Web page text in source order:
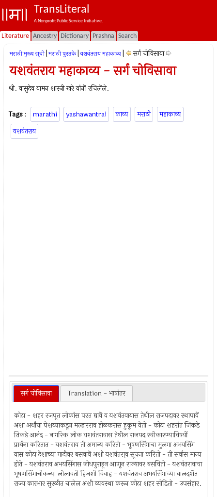
TransLiteral
A Nonprofit Public Service Initiative.
Literature Ancestry Dictionary Prashna Search
मराठी मुख्य सूची मराठी पुस्तके यशवंतराय महाकाव्य सर्ग चोविसावा
यशवंतराय महाकाव्य - सर्ग चोविसावा
श्री. वासुदेव वामन शास्त्री खरे यांनीं रचिलेंले.
Tags : marathi yashawantrai काव्य मराठी
महाकाव्य
यशवंतराय
सर्ग चोविसावा Translation - भाषांतर
कोटा - शहर रजपूत लोकांस परत द्यावें व यशवंतवायास तेथील राजपदावर स्थापावें
अशा अर्थांचा पेशव्याकडून मल्हारराव होळकरास हुकूम येतो - कोटा शहरांत जिकडे
तिकडे आनंद - नागरिक लोक यशवंतरावास तेथील राजपद स्वीकारण्याविषयीं
प्रार्थना करितात - यशवंतराव ती अमान्य करितो - भूषणसिंगाचा मुलगा अभयसिंग
यास कोटा देशाच्या गादीवर बसवावें अशी यशवंतरा्व सूचना करितो - ती सर्वांस मान्य
होते - यशवंतराव अभयसिंगास जोधपुराहून आणून राज्यावर बसवितो - यशवंतरावाचा
भूषणसिंगाचीकन्या लीलावती हिजशी विवाह - यशवंतराव अभयसिंगाच्या बालदशेंत
राज्य कारभार सुरळीत चालेल अशी व्यवस्था करून कोटा शहर सोडितो - उपसंहार.